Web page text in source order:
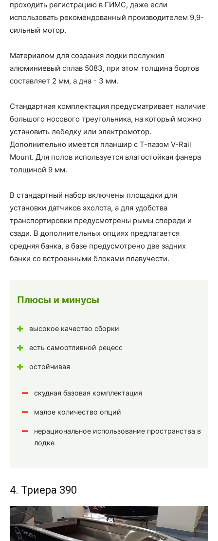
проходить регистрацию в ГИМС, даже если
использовать рекомендованный производителем 9,9-
сильный мотор.
Материалом для создания лодки послужил
алюминиевый сплав 5083, при этом толщина бортов
составляет 2 мм, а дна - 3 мм.
Стандартная комплектация предусматривает наличие
большого носового треугольника, на который можно
установить лебедку или электромотор.
Дополнительно имеется планшир с Т-пазом V-Rail
Mount. Для полов используется влагостойкая фанера
толщиной 9 мм.
В стандартный набор включены площадки для
установки датчиков эхолота, а для удобства
транспортировки предусмотрены рымы спереди и
сзади. В дополнительных опциях предлагается
средняя банка, в базе предусмотрено две задних
банки со встроенными блоками плавучести.
Плюсы и минусы
высокое качество сборки
есть самоотливной рецесс
остойчивая
скудная базовая комплектация
малое количество опций
нерациональное использование пространства в
лодке
4. Триера 390